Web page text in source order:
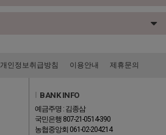
개인정보취급방침 이용안내 제휴문의
BANK INFO
예금주명 : 김종삼
국민은행 807-21-0514-390
농협중앙회 061-02-204214